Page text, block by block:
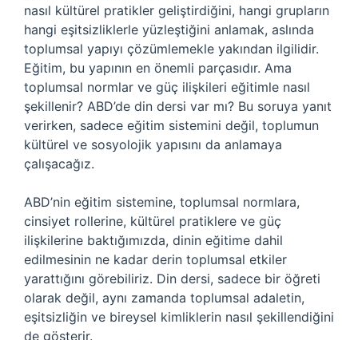
nasıl kültürel pratikler geliştirdiğini, hangi grupların
hangi eşitsizliklerle yüzleştiğini anlamak, aslında
toplumsal yapıyı çözümlemekle yakından ilgilidir.
Eğitim, bu yapının en önemli parçasıdır. Ama
toplumsal normlar ve güç ilişkileri eğitimle nasıl
şekillenir? ABD’de din dersi var mı? Bu soruya yanıt
verirken, sadece eğitim sistemini değil, toplumun
kültürel ve sosyolojik yapısını da anlamaya
çalışacağız.
ABD’nin eğitim sistemine, toplumsal normlara,
cinsiyet rollerine, kültürel pratiklere ve güç
ilişkilerine baktığımızda, dinin eğitime dahil
edilmesinin ne kadar derin toplumsal etkiler
yarattığını görebiliriz. Din dersi, sadece bir öğreti
olarak değil, aynı zamanda toplumsal adaletin,
eşitsizliğin ve bireysel kimliklerin nasıl şekillendiğini
de gösterir.